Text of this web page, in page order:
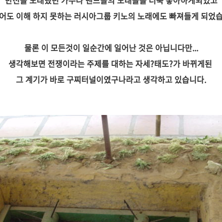
도 이해 하지 못하는 러시아그룹 키노의 노래에도 빠져들게 되었
물론 이 모든것이 일순간에 일어난 것은 아닙니다만...
생각해보면 전쟁이라는 주제를 대하는 자세?태도?가 바뀌게된
그 계기가 바로 구찌터널이였구나라고 생각하고 있습니다.